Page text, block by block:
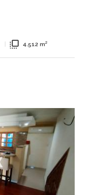
flip_to_front 4.512 m²